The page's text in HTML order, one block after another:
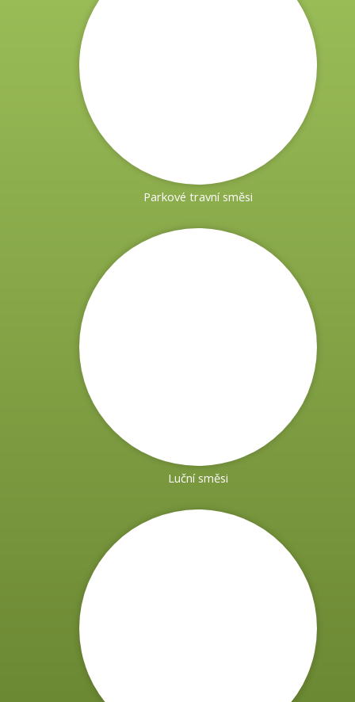
Parkové travní směsi
Luční směsi